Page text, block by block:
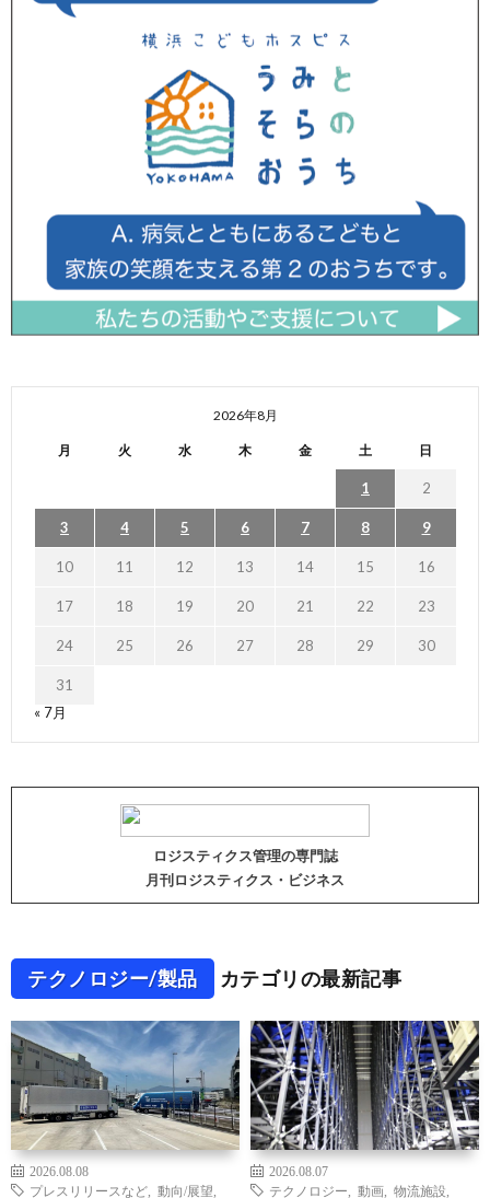
2026年8月
月 火 水 木 金 土 日
1 2
3 4 5 6 7 8 9
10 11 12 13 14 15 16
17 18 19 20 21 22 23
24 25 26 27 28 29 30
31
« 7月
ロジスティクス管理の専門誌
月刊ロジスティクス・ビジネス
テクノロジー/製品 カテゴリの最新記事
2026.08.08
プレスリリースなど
動向/展望
2026.08.07
テクノロジー
動画 物流施設